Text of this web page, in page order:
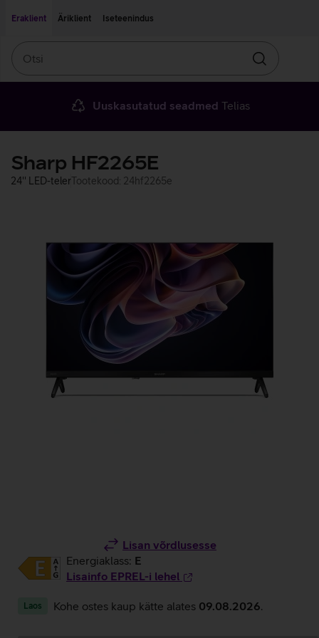
Eraklient
Äriklient Iseteenindus
Otsin
Uuskasutatud seadmed Telias
Sharp HF2265E
24'' LED-telerTootekood: 24hf2265e
Lisan võrdlusesse
Energiaklass: E
Lisainfo EPREL-i lehel
Laos Kohe ostes kaup kätte alates 09.08.2026